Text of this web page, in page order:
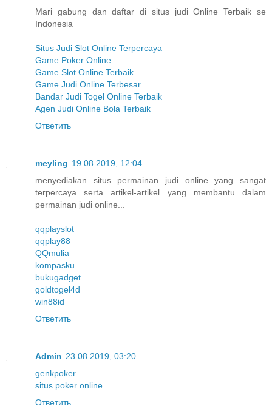
Mari gabung dan daftar di situs judi Online Terbaik se
Indonesia
Situs Judi Slot Online Terpercaya
Game Poker Online
Game Slot Online Terbaik
Game Judi Online Terbesar
Bandar Judi Togel Online Terbaik
Agen Judi Online Bola Terbaik
Ответить
meyling 19.08.2019, 12:04
menyediakan situs permainan judi online yang sangat
terpercaya serta artikel-artikel yang membantu dalam
permainan judi online...
qqplayslot
qqplay88
QQmulia
kompasku
bukugadget
goldtogel4d
win88id
Ответить
Admin 23.08.2019, 03:20
genkpoker
situs poker online
Ответить